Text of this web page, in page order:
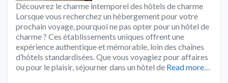
Découvrez le charme intemporel des hôtels de charme
Lorsque vous recherchez un hébergement pour votre
prochain voyage, pourquoi ne pas opter pour un hôtel de
charme ? Ces établissements uniques offrent une
expérience authentique et mémorable, loin des chaînes
d’hôtels standardisées. Que vous voyagiez pour affaires
ou pour le plaisir, séjourner dans un hôtel de Read more…